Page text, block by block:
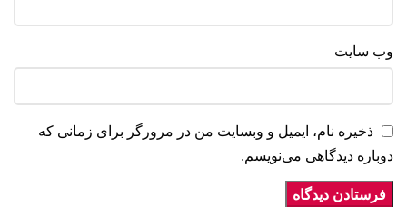
وب‌ سایت
ذخیره نام، ایمیل و وبسایت من در مرورگر برای زمانی که
دوباره دیدگاهی می‌نویسم.